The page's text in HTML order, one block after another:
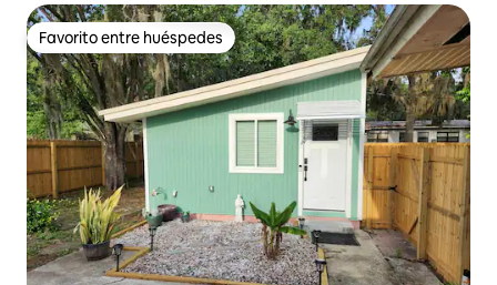
Favorito entre huéspedes
Favorito entre huéspedes